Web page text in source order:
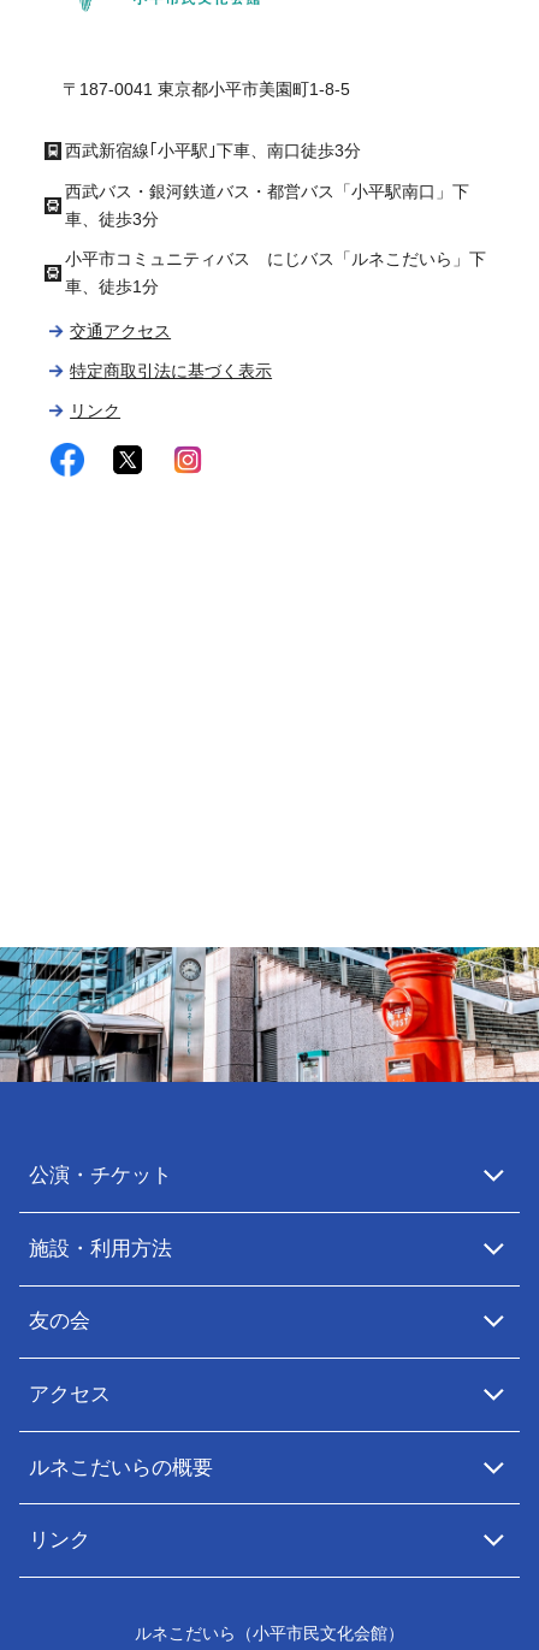
〒187-0041 東京都小平市美園町1-8-5
西武新宿線｢小平駅｣下車、南口徒歩3分
西武バス・銀河鉄道バス・都営バス「小平駅南口」下
車、徒歩3分
小平市コミュニティバス にじバス「ルネこだいら」下
車、徒歩1分
交通アクセス
特定商取引法に基づく表示
リンク
facebooktwitter
公演・チケット
施設・利用方法
友の会
アクセス
ルネこだいらの概要
リンク
ルネこだいら（小平市民文化会館）